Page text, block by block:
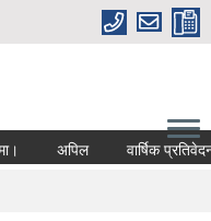
अपिल वार्षिक प्रतिवेदन